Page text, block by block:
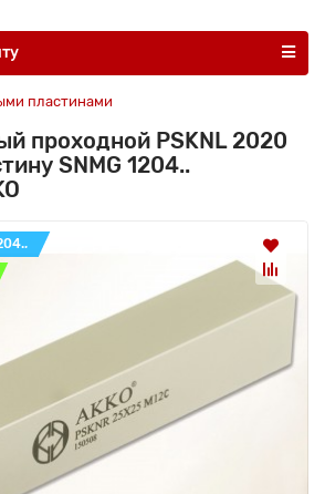
пластинами
проходной PSKNL 2020
SNMG 1204..